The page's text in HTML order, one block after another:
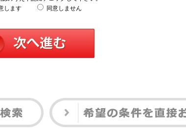
します
同意しません